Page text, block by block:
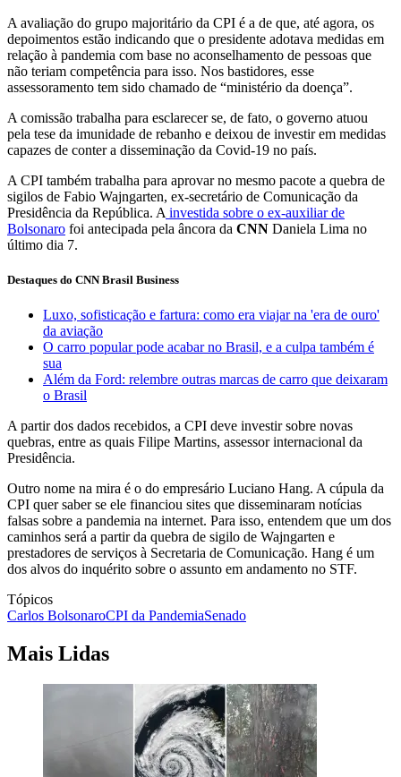
A avaliação do grupo majoritário da CPI é a de que, até agora, os
depoimentos estão indicando que o presidente adotava medidas em
relação à pandemia com base no aconselhamento de pessoas que
não teriam competência para isso. Nos bastidores, esse
assessoramento tem sido chamado de “ministério da doença”.
A comissão trabalha para esclarecer se, de fato, o governo atuou
pela tese da imunidade de rebanho e deixou de investir em medidas
capazes de conter a disseminação da Covid-19 no país.
A CPI também trabalha para aprovar no mesmo pacote a quebra de
sigilos de Fabio Wajngarten, ex-secretário de Comunicação da
Presidência da República. A investida sobre o ex-auxiliar de
Bolsonaro foi antecipada pela âncora da CNN Daniela Lima no
último dia 7.
Destaques do CNN Brasil Business
Luxo, sofisticação e fartura: como era viajar na 'era de ouro'
da aviação
O carro popular pode acabar no Brasil, e a culpa também é
sua
Além da Ford: relembre outras marcas de carro que deixaram
o Brasil
A partir dos dados recebidos, a CPI deve investir sobre novas
quebras, entre as quais Filipe Martins, assessor internacional da
Presidência.
Outro nome na mira é o do empresário Luciano Hang. A cúpula da
CPI quer saber se ele financiou sites que disseminaram notícias
falsas sobre a pandemia na internet. Para isso, entendem que um dos
caminhos será a partir da quebra de sigilo de Wajngarten e
prestadores de serviços à Secretaria de Comunicação. Hang é um
dos alvos do inquérito sobre o assunto em andamento no STF.
Tópicos
Carlos BolsonaroCPI da PandemiaSenado
Mais Lidas